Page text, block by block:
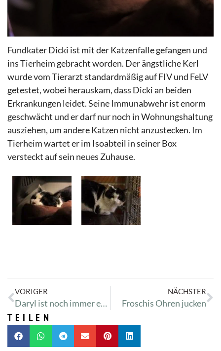
Fundkater Dicki ist mit der Katzenfalle gefangen und
ins Tierheim gebracht worden. Der ängstliche Kerl
wurde vom Tierarzt standardmäßig auf FIV und FeLV
getestet, wobei herauskam, dass Dicki an beiden
Erkrankungen leidet. Seine Immunabwehr ist enorm
geschwächt und er darf nur noch in Wohnungshaltung
ausziehen, um andere Katzen nicht anzustecken. Im
Tierheim wartet er im Isoabteil in seiner Box
versteckt auf sein neues Zuhause.
VORIGER
Daryl ist noch immer erkältet
NÄCHSTER
Froschis Ohren jucken
TEILEN